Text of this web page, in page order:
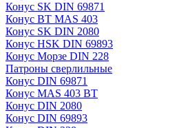
Конус SK DIN 69871
Конус BT MAS 403
Конус SK DIN 2080
Конус HSK DIN 69893
Конус Морзе DIN 228
Патроны сверлильные
Конус DIN 69871
Конус MAS 403 BT
Конус DIN 2080
Конус DIN 69893